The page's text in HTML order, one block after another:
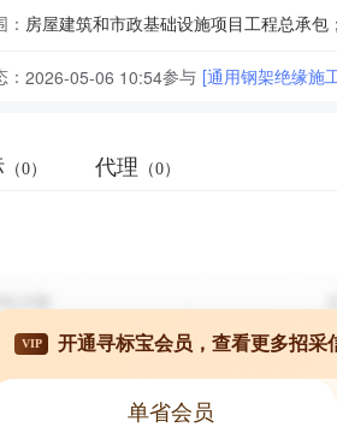
2026-05-06 10:54参与 [通用钢架绝缘施
（0） 代理 （0）
VIP 开通寻标宝会员，查看更多招采
单省会员